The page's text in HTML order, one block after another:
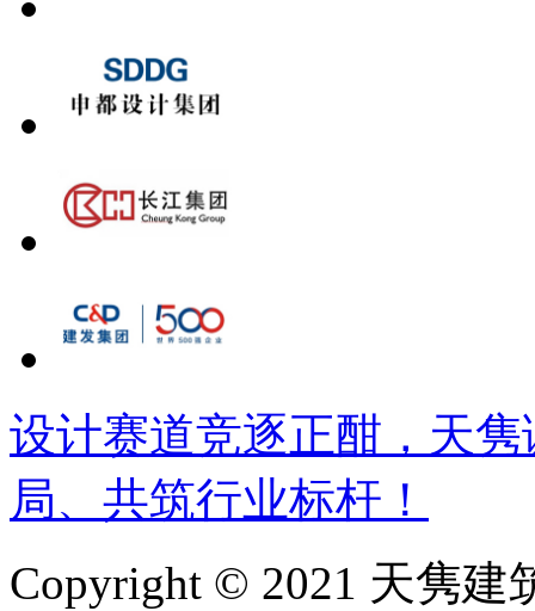
设计赛道竞逐正酣，天
局、共筑行业标杆！
Copyright © 2021 天隽